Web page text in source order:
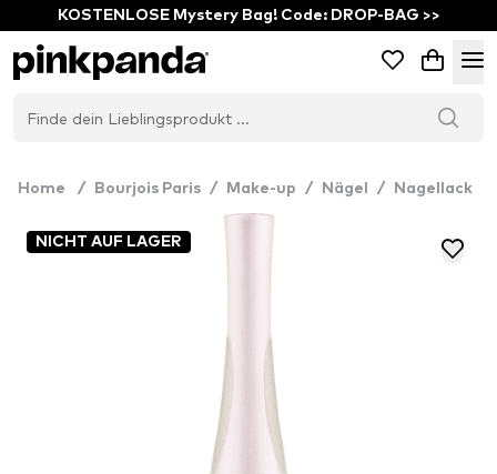
KOSTENLOSE Mystery Bag! Code: DROP-BAG >>
Home / Bourjois Paris / Make-up / Nägel / Nagellack
NICHT AUF LAGER